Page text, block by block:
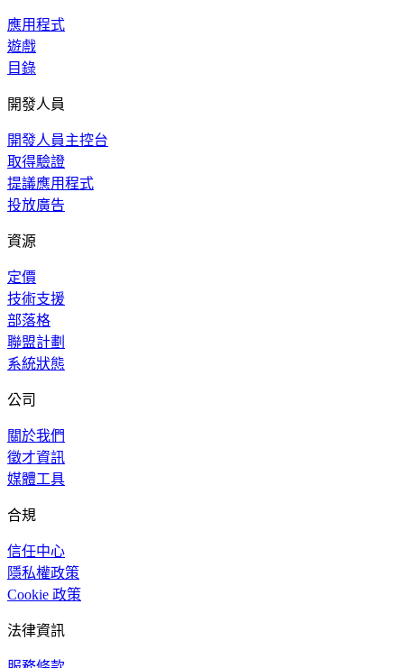
應用程式
遊戲
目錄
開發人員
開發人員主控台
取得驗證
提議應用程式
投放廣告
資源
定價
技術支援
部落格
聯盟計劃
系統狀態
公司
關於我們
徵才資訊
媒體工具
合規
信任中心
隱私權政策
Cookie 政策
法律資訊